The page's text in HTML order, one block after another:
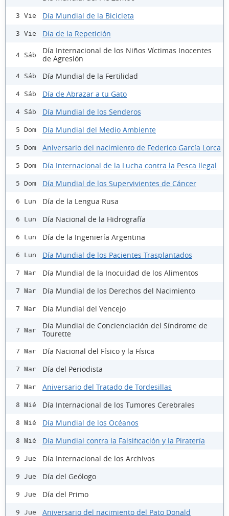
3 Vie Día Mundial de la Bicicleta
3 Vie Día de la Repetición
4 Sáb
Día Internacional de los Niños Víctimas Inocentes
de Agresión
4 Sáb Día Mundial de la Fertilidad
4 Sáb Día de Abrazar a tu Gato
4 Sáb Día Mundial de los Senderos
5 Dom Día Mundial del Medio Ambiente
5 Dom Aniversario del nacimiento de Federico García Lorca
5 Dom Día Internacional de la Lucha contra la Pesca Ilegal
5 Dom Día Mundial de los Supervivientes de Cáncer
6 Lun Día de la Lengua Rusa
6 Lun Día Nacional de la Hidrografía
6 Lun Día de la Ingeniería Argentina
6 Lun Día Mundial de los Pacientes Trasplantados
7 Mar Día Mundial de la Inocuidad de los Alimentos
7 Mar Día Mundial de los Derechos del Nacimiento
7 Mar Día Mundial del Vencejo
7 Mar
Día Mundial de Concienciación del Síndrome de
Tourette
7 Mar Día Nacional del Físico y la Física
7 Mar Día del Periodista
7 Mar Aniversario del Tratado de Tordesillas
8 Mié Día Internacional de los Tumores Cerebrales
8 Mié Día Mundial de los Océanos
8 Mié Día Mundial contra la Falsificación y la Piratería
9 Jue Día Internacional de los Archivos
9 Jue Día del Geólogo
9 Jue Día del Primo
9 Jue Aniversario del nacimiento del Pato Donald